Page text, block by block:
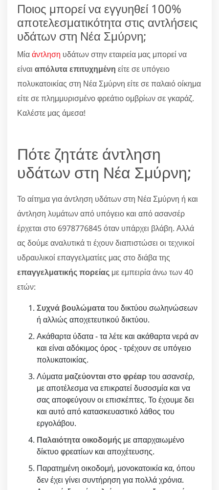
Ποιος μπορεί να εγγυηθεί 100%
αποτελεσματικότητα στις αντλήσεις
υδάτων στη Νέα Σμύρνη;
Μίαάντληση υδάτων στην εταιρεία μας μπορεί να
είναι απόλυτα επιτυχημένη είτε σε υπόγειο
πολυκατοικίας στη Νέα Σμύρνη είτε σε παλαιό οίκημα
είτε σε πλημμυρισμένο φρεάτιο ομβρίων σε γκαράζ.
Καλέστε μας άμεσα!
Πότε ζητάτε άντληση
υδάτων στη Νέα Σμύρνη;
Το αίτημα για άντληση υδάτων στη Νέα Σμύρνη ή και
άντληση λυμάτων από υπόγειο και από ασανσέρ
έρχεται στο 6978776845 όταν υπάρχει βλάβη. Αλλά
ας δούμε αναλυτικά τι έχουν διαπιστώσει οι τεχνικοί
υδραυλικοί επαγγελματίες μας στο διάβα της
επαγγελματικής πορείας με εμπειρία άνω των 40
ετών:
Συχνά βουλώματατου δικτύου σωληνώσεων
ή αλλιώς αποχετευτικού δικτύου.
Ακάθαρτα ύδατα - τα λέτε και ακάθαρτα νερά αν
και είναι αδόκιμος όρος - τρέχουν σε υπόγειο
πολυκατοικίας.
Λύματα μαζεύονται στο φρέαρτου ασανσέρ,
με αποτέλεσμα να επικρατεί δυσοσμία και να
σας αποφεύγουν οι επισκέπτες. Το έχουμε δει
και αυτό από κατασκευαστικό λάθος του
εργολάβου.
Παλαιότητα οικοδομής με απαρχαιωμένο
δίκτυο φρεατίων και αποχέτευσης.
Παρατημένη οικοδομή, μονοκατοικία κα, όπου
δεν έχει γίνει συντήρηση για πολλά χρόνια.